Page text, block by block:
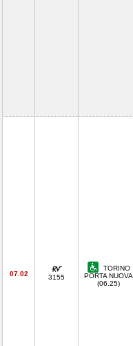
07.02 3155
TORINO
PORTA NUOVA
(06.25)